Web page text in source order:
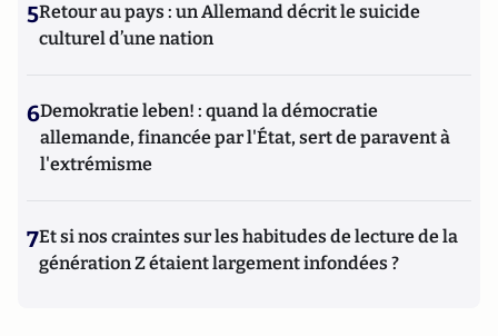
5Retour au pays : un Allemand décrit le suicide
culturel d’une nation
6Demokratie leben! : quand la démocratie
allemande, financée par l'État, sert de paravent à
l'extrémisme
7Et si nos craintes sur les habitudes de lecture de la
génération Z étaient largement infondées ?